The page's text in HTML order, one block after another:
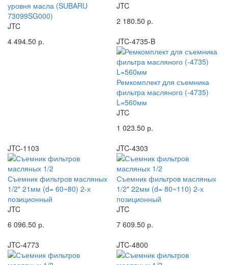
уровня масла (SUBARU
73099SG000)
JTC
4 494.50 р.
JTC
2 180.50 р.
JTC-4735-B
Ремкомплект для съемника
фильтра масляного (-4735)
L=560мм
JTC
1 023.50 р.
JTC-1103
Съемник фильтров масляных
1/2" 21мм (d= 60~80) 2-х
позиционный
JTC
6 096.50 р.
JTC-4303
Съемник фильтров масляных
1/2" 22мм (d= 80~110) 2-х
позиционный
JTC
7 609.50 р.
JTC-4773
JTC-4800